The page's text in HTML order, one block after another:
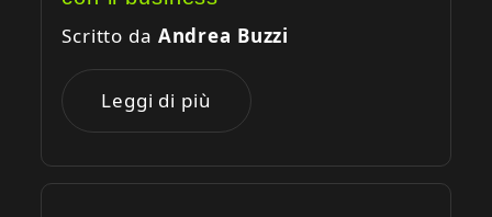
Scritto da Andrea Buzzi
Leggi di più